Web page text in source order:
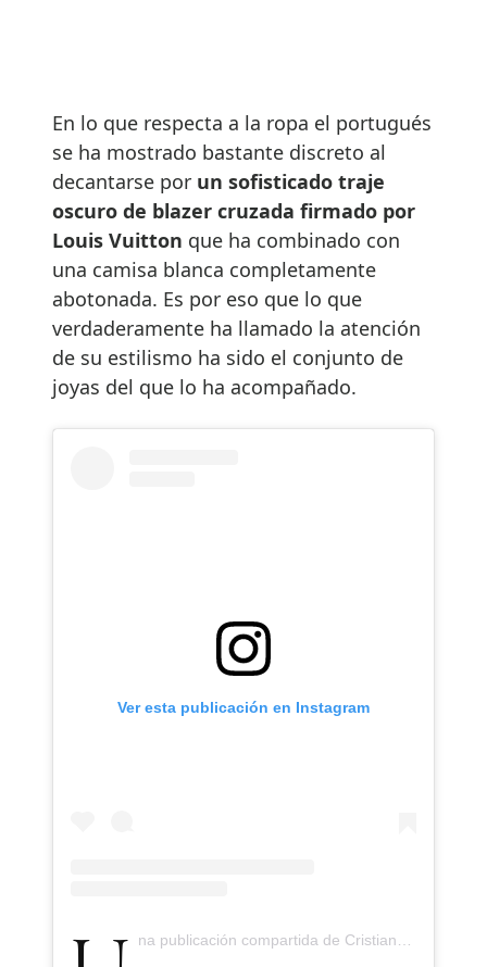
En lo que respecta a la ropa el portugués
se ha mostrado bastante discreto al
decantarse por un sofisticado traje
oscuro de blazer cruzada firmado por
Louis Vuitton que ha combinado con
una camisa blanca completamente
abotonada. Es por eso que lo que
verdaderamente ha llamado la atención
de su estilismo ha sido el conjunto de
joyas del que lo ha acompañado.
Ver esta publicación en Instagram
Una publicación compartida de Cristiano Ronaldo (@cristiano)